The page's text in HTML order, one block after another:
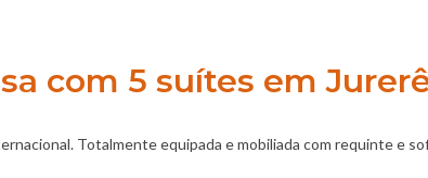
com 5 suítes em
Totalmente equipada e mobiliada com requinte e